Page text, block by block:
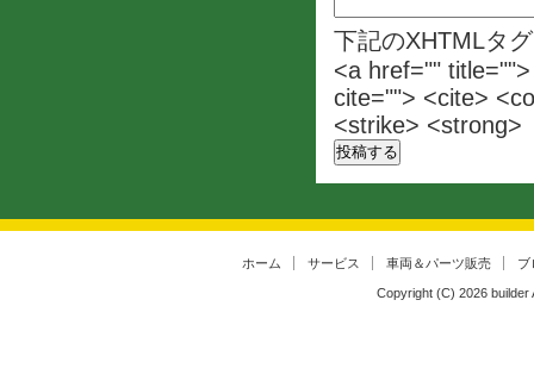
下記のXHTMLタ
<a href=""
cite=""> <cite>
<strike> <strong>
ホーム サービス 車両＆パーツ販売 ブ
Copyright (C) 2026 builder